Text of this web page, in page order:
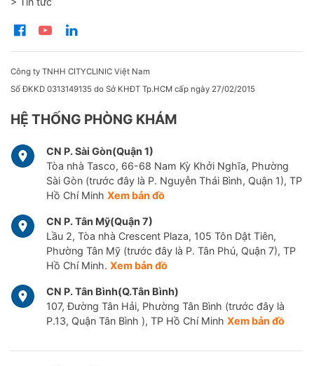
Với đội ngũ bác sĩ và kỹ thuật viên giàu kinh nghiệm,
được đào tạo chuyên sâu, cùng cơ sở vật chất khang
trang, tiện nghi, CarePlus Cancer Center hy vọng sẽ
mang lại niềm tin lâu dài về một trung tâm chăm sóc
sức khỏe chuyên nghiệp cho bạn và cả gia đình.
Công ty TNHH CITYCLINIC Việt Nam
Số ĐKKD 0313149135 do Sở KHĐT Tp.HCM cấp ngày 27/02/2015
HỆ THỐNG PHÒNG KHÁM
CN P. Sài Gòn(Quận 1)
Tòa nhà Tasco, 66-68 Nam Kỳ Khởi Nghĩa, Phường
Sài Gòn (trước đây là P. Nguyễn Thái Bình, Quận 1), TP
Hồ Chí Minh Xem bản đồ
CN P. Tân Mỹ(Quận 7)
Lầu 2, Tòa nhà Crescent Plaza, 105 Tôn Dật Tiên,
Phường Tân Mỹ (trước đây là P. Tân Phú, Quận 7), TP
Hồ Chí Minh. Xem bản đồ
CN P. Tân Bình(Q.Tân Bình)
107, Đường Tân Hải, Phường Tân Bình (trước đây là
P.13, Quận Tân Bình ), TP Hồ Chí Minh Xem bản đồ